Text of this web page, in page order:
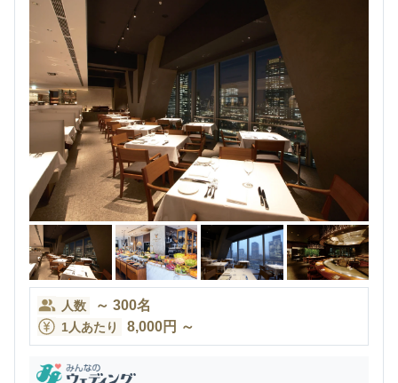
人数 ～ 300名
1人あたり 8,000円 ～